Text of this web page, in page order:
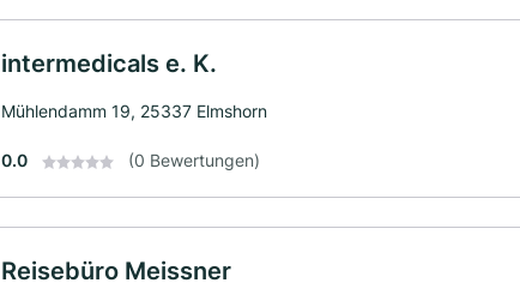
intermedicals e. K.
Mühlendamm 19, 25337 Elmshorn
0.0 (0 Bewertungen)
Reisebüro Meissner